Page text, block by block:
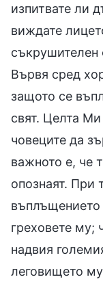
изпитвате ли
виждате
съкрушителен
Вървя сред
защото се
свят. Целта
човеците да
важното е, че
опознаят. При
греховете
надвия
леговището